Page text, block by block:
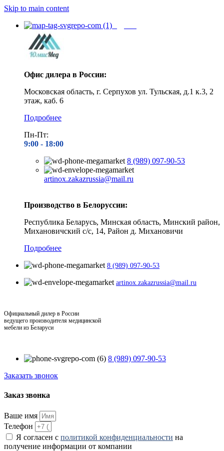
Skip to main content
Офис дилера в России:
Московская область, г. Серпухов ул. Тульская, д.1 к.3, 2
этаж, каб. 6
Подробнее
Пн-Пт:
9:00 - 18:00
8 (989) 097-90-53
artinox.zakazrussia@mail.ru
Производство в Белоруссии:
Республика Беларусь, Минская область, Минский район,
Михановичский с/с, 14, Район д. Михановичи
Подробнее
8 (989) 097-90-53
artinox.zakazrussia@mail.ru
Официальный дилер в России
ведущего производителя медицинской
мебели из Беларуси
8 (989) 097-90-53
Заказать звонок
Заказ звонка
Ваше имя
Телефон
Я согласен с политикой конфиденциальности на
получение информации от компании